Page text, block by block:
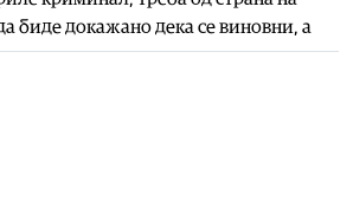
биде докажано дека се виновни, а